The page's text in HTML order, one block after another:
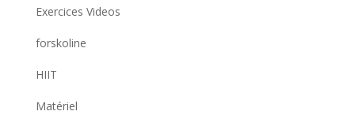
Exercices Videos
forskoline
HIIT
Matériel